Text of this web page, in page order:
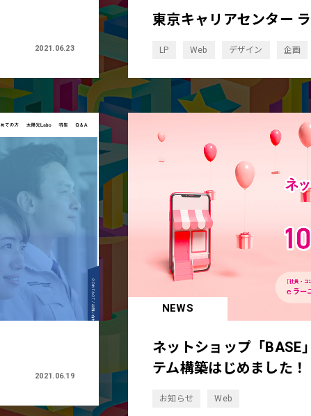
2021.06.23
東京キャリアセンター
LP Web デザイン 企画
2021.06.19
NEWS
ネットショップ「BASE
テム構築はじめました！
お知らせ Web